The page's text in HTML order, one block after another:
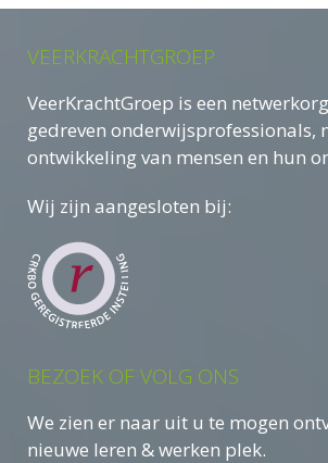
VEERKRACHTGROEP
VeerKrachtGroep is een
gedreven onderwijsprofessionals,
ontwikkeling van mensen en hun
Wij zijn aangesloten bij:
BEZOEK OF VOLG ONS
We zien er naar uit u te mogen
nieuwe leren & werken plek.